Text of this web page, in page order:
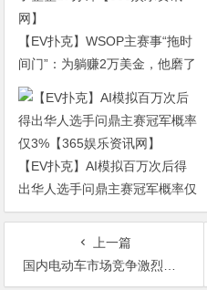
【EV扑克】WSOP主赛事“拖时
间门”：为躺赚2万美金，他磨了
整整17分钟【365娱乐资讯网】
【EV扑克】AI模拟百万次后得
出华人选手问鼎主赛冠军概率仅
3%【365娱乐资讯网】
上一篇
国内电动车市场竞争激烈日本车企挣扎求生【365娱乐资讯网】